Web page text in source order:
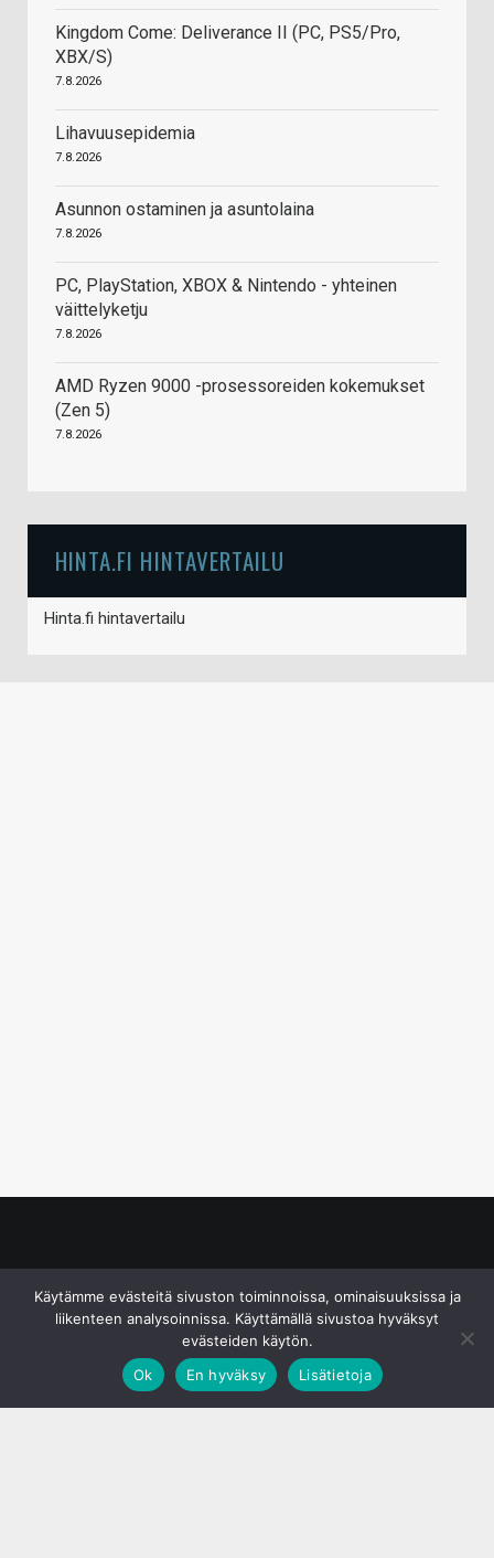
Kingdom Come: Deliverance II (PC, PS5/Pro,
XBX/S)
7.8.2026
Lihavuusepidemia
7.8.2026
Asunnon ostaminen ja asuntolaina
7.8.2026
PC, PlayStation, XBOX & Nintendo - yhteinen
väittelyketju
7.8.2026
AMD Ryzen 9000 -prosessoreiden kokemukset
(Zen 5)
7.8.2026
HINTA.FI HINTAVERTAILU
Hinta.fi hintavertailu
Käytämme evästeitä sivuston toiminnoissa, ominaisuuksissa ja
liikenteen analysoinnissa. Käyttämällä sivustoa hyväksyt
evästeiden käytön.
Ok
En hyväksy Lisätietoja